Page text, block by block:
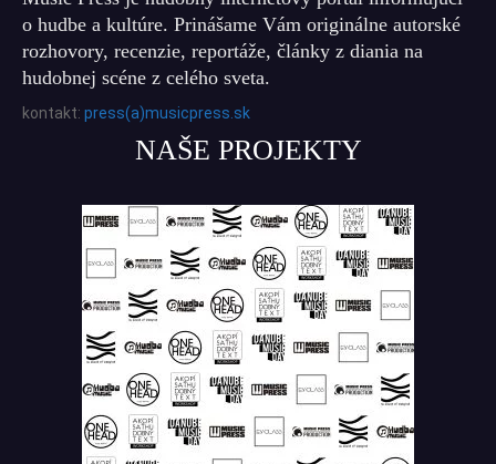
o hudbe a kultúre. Prinášame Vám originálne autorské
rozhovory, recenzie, reportáže, články z diania na
hudobnej scéne z celého sveta.
kontakt: press(a)musicpress.sk
NAŠE PROJEKTY